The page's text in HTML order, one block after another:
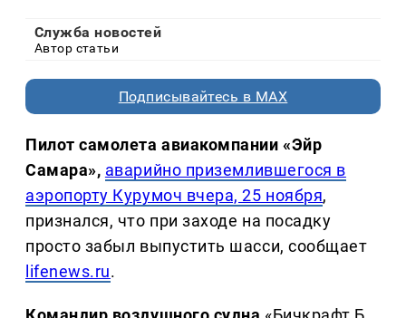
Служба новостей
Автор статьи
Подписывайтесь в MAX
Пилот самолета авиакомпании «Эйр
Самара», аварийно приземлившегося в
аэропорту Курумоч вчера, 25 ноября,
признался, что при заходе на посадку
просто забыл выпустить шасси, сообщает
lifenews.ru.